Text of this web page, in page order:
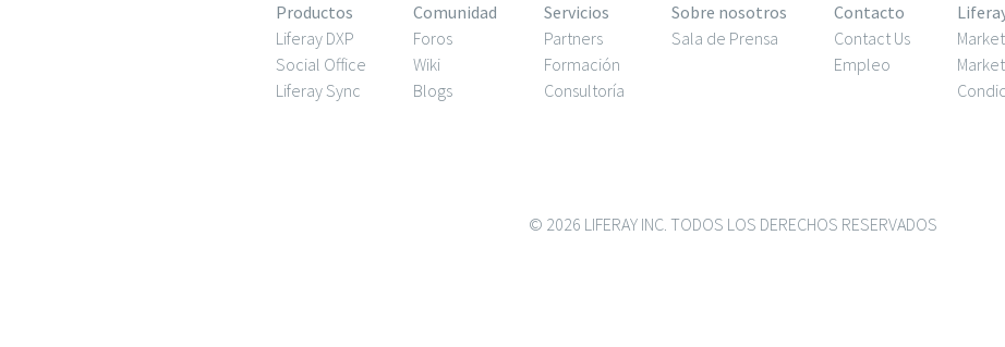
Productos
Liferay DXP
Social Office
Liferay Sync
Comunidad
Foros
Wiki
Blogs
Servicios
Partners
Formación
Consultoría
Sobre nosotros
Sala de Prensa
Contacto
Contact Us
Empleo
© 2026 LIFERAY INC. TODOS LOS DERECHOS RESERVADOS